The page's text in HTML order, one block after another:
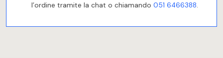
l’ordine tramite la chat o chiamando 051 6466388.